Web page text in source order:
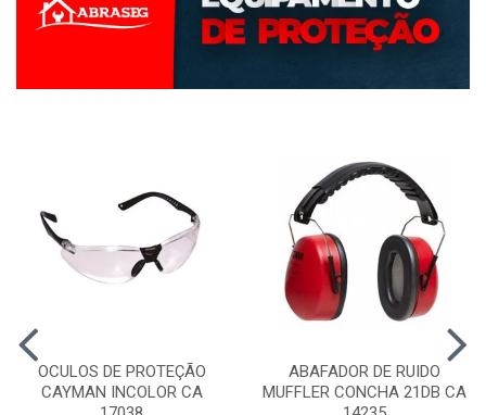
OCULOS DE PROTEÇÃO
CAYMAN INCOLOR CA
ABAFADOR DE RUIDO
MUFFLER CONCHA 21DB CA